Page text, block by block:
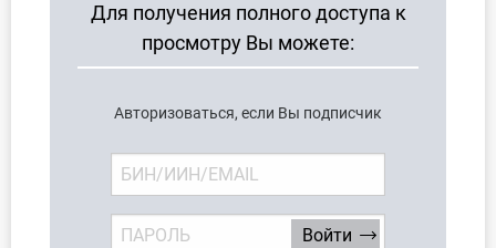
Для получения полного доступа к
просмотру Вы можете:
Авторизоваться, если Вы подписчик